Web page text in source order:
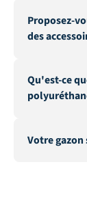
Proposez-
des
Qu'est-ce
Votre